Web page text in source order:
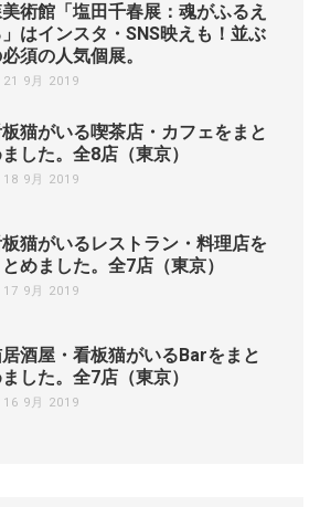
術館「塩田千春展：魂がふるえ
はインスタ・SNS映えも！並ぶ
須の人気個展。
21 9月 2019
猫がいる喫茶店・カフェをまと
した。全8店（東京）
18 9月 2019
猫がいるレストラン・料理店を
とめました。全7店（東京）
17 9月 2019
酒屋・看板猫がいるBarをまと
した。全7店（東京）
16 9月 2019